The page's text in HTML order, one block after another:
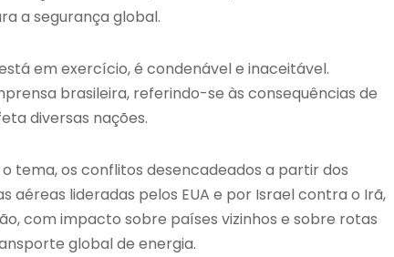
a segurança global.
em exercício, é condenável e inaceitável.
brasileira, referindo-se às consequências de
diversas nações.
tema, os conflitos desencadeados a partir dos
aéreas lideradas pelos EUA e por Israel contra o Irã,
com impacto sobre países vizinhos e sobre rotas
global de energia.